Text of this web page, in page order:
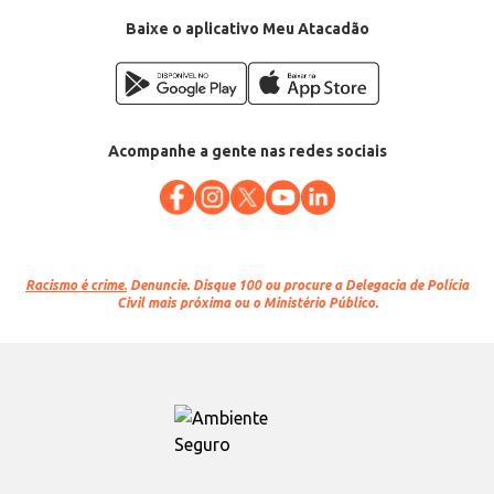
Baixe o aplicativo Meu Atacadão
Acompanhe a gente nas redes sociais
Racismo é crime. Denuncie. Disque 100 ou procure a Delegacia de Polícia
Civil mais próxima ou o Ministério Público.